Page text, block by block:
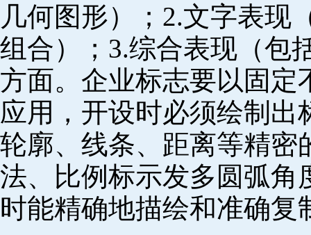
几何图形）；2.文字表现
组合）；3.综合表现（包
方面。企业标志要以固定
应用，开设时必须绘制
轮廓、线条、距离等精密
法、比例标示发多圆弧角
时能精确地描绘和准确复